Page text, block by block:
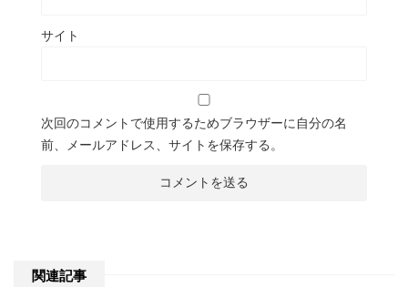
サイト
次回のコメントで使用するためブラウザーに自分の名
前、メールアドレス、サイトを保存する。
関連記事